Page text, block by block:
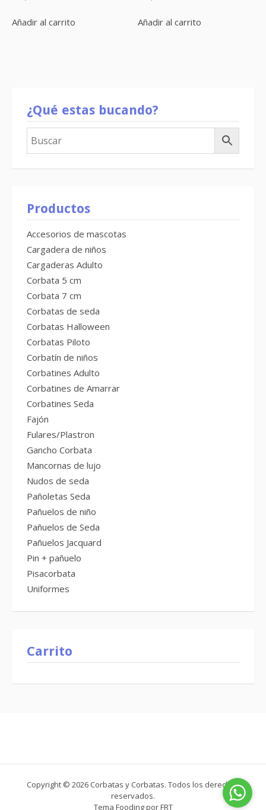
Añadir al carrito Añadir al carrito
¿Qué estas bucando?
Productos
Accesorios de mascotas
Cargadera de niños
Cargaderas Adulto
Corbata 5 cm
Corbata 7 cm
Corbatas de seda
Corbatas Halloween
Corbatas Piloto
Corbatín de niños
Corbatines Adulto
Corbatines de Amarrar
Corbatines Seda
Fajón
Fulares/Plastron
Gancho Corbata
Mancornas de lujo
Nudos de seda
Pañoletas Seda
Pañuelos de niño
Pañuelos de Seda
Pañuelos Jacquard
Pin + pañuelo
Pisacorbata
Uniformes
Carrito
Copyright © 2026 Corbatas y Corbatas. Todos los derechos
reservados.
Tema Fooding porFRT